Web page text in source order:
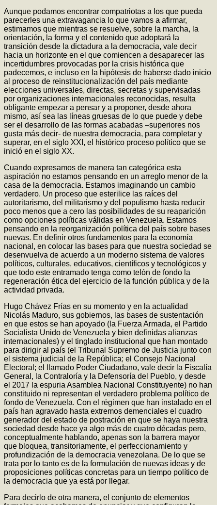
Aunque podamos encontrar compatriotas a los que pueda
parecerles una extravagancia lo que vamos a afirmar,
estimamos que mientras se resuelve, sobre la marcha, la
orientación, la forma y el contenido que adoptará la
transición desde la dictadura a la democracia, vale decir
hacia un horizonte en el que comiencen a desaparecer las
incertidumbres provocadas por la crisis histórica que
padecemos, e incluso en la hipótesis de haberse dado inicio
al proceso de reinstitucionalización del país mediante
elecciones universales, directas, secretas y supervisadas
por organizaciones internacionales reconocidas, resulta
obligante empezar a pensar y a proponer, desde ahora
mismo, así sea las líneas gruesas de lo que puede y debe
ser el desarrollo de las formas acabadas –superiores nos
gusta más decir- de nuestra democracia, para completar y
superar, en el siglo XXI, el histórico proceso político que se
inició en el siglo XX.
Cuando expresamos de manera tan categórica esta
aspiración no estamos pensando en un arreglo menor de la
casa de la democracia. Estamos imaginando un cambio
verdadero. Un proceso que esterilice las raíces del
autoritarismo, del militarismo y del populismo hasta reducir
poco menos que a cero las posibilidades de su reaparición
como opciones políticas válidas en Venezuela. Estamos
pensando en la reorganización política del país sobre bases
nuevas. En definir otros fundamentos para la economía
nacional, en colocar las bases para que nuestra sociedad se
desenvuelva de acuerdo a un moderno sistema de valores
políticos, culturales, educativos, científicos y tecnológicos y
que todo este entramado tenga como telón de fondo la
regeneración ética del ejercicio de la función pública y de la
actividad privada.
Hugo Chávez Frías en su momento y en la actualidad
Nicolás Maduro, sus gobiernos, las bases de sustentación
en que estos se han apoyado (la Fuerza Armada, el Partido
Socialista Unido de Venezuela y bien definidas alianzas
internacionales) y el tinglado institucional que han montado
para dirigir al país (el Tribunal Supremo de Justicia junto con
el sistema judicial de la República; el Consejo Nacional
Electoral; el llamado Poder Ciudadano, vale decir la Fiscalía
General, la Contraloría y la Defensoría del Pueblo, y desde
el 2017 la espuria Asamblea Nacional Constituyente) no han
constituido ni representan el verdadero problema político de
fondo de Venezuela. Con el régimen que han instalado en el
país han agravado hasta extremos demenciales el cuadro
generador del estado de postración en que se haya nuestra
sociedad desde hace ya algo más de cuatro décadas pero,
conceptualmente hablando, apenas son la barrera mayor
que bloquea, transitoriamente, el perfeccionamiento y
profundización de la democracia venezolana. De lo que se
trata por lo tanto es de la formulación de nuevas ideas y de
proposiciones políticas concretas para un tiempo político de
la democracia que ya está por llegar.
Para decirlo de otra manera, el conjunto de elementos